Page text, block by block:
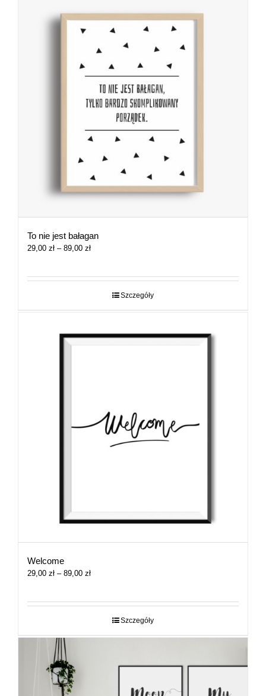
To nie jest bałagan
29,00 zł – 89,00 złZakres
29,00 zł
Szczegóły
Welcome
29,00 zł – 89,00 złZakres
29,00 zł
Szczegóły